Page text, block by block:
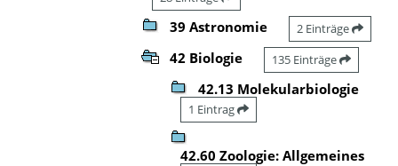
39 Astronomie 2 Einträge
42 Biologie 135 Einträge
42.13 Molekularbiologie
1 Eintrag
42.60 Zoologie: Allgemeines